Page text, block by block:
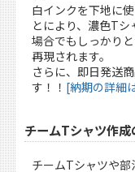
白インクを下地に
とにより、濃色Tシ
場合でもしっかり
再現されます。
さらに、即日発送
す！！ [納期の詳細
チームTシャツ作成
チームTシャツや